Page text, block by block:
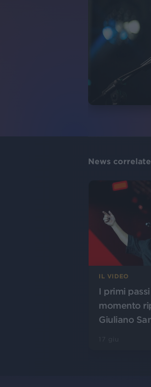
News correlate
IL VIDEO
I primi
momento
Giuliano